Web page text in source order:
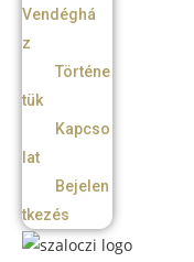
Vendéghá
z
Történe
tük
Kapcso
lat
Bejelen
tkezés